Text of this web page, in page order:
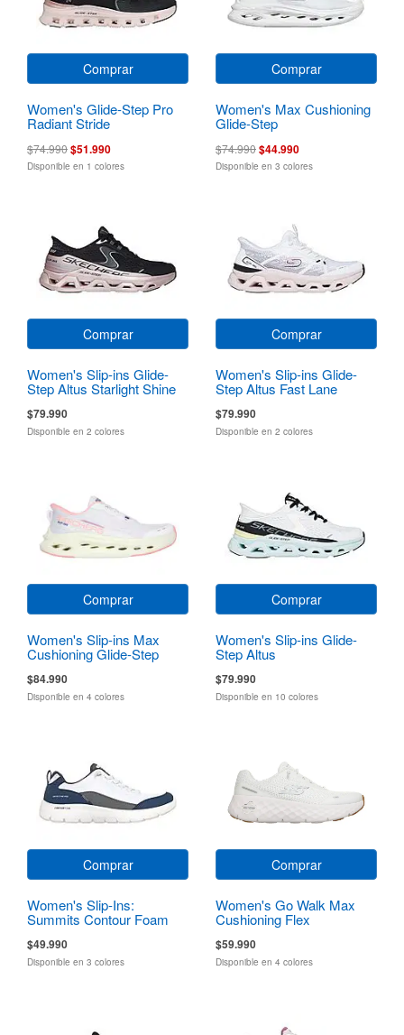
Comprar
Women's Glide-Step Pro
Radiant Stride
$74.990$51.990
Disponible en 1 colores
Comprar
Women's Max Cushioning
Glide-Step
$74.990$44.990
Disponible en 3 colores
Comprar
Women's Slip-ins Glide-
Step Altus Starlight Shine
$79.990
Disponible en 2 colores
Comprar
Women's Slip-ins Glide-
Step Altus Fast Lane
$79.990
Disponible en 2 colores
Comprar
Women's Slip-ins Max
Cushioning Glide-Step
$84.990
Disponible en 4 colores
Comprar
Women's Slip-ins Glide-
Step Altus
$79.990
Disponible en 10 colores
Comprar
Women's Slip-Ins:
Summits Contour Foam
$49.990
Disponible en 3 colores
Comprar
Women's Go Walk Max
Cushioning Flex
$59.990
Disponible en 4 colores